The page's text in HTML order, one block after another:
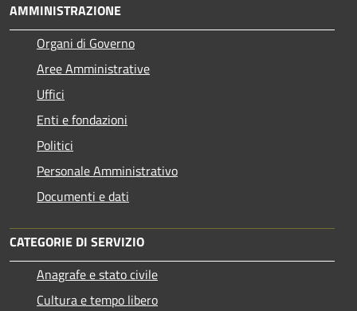
AMMINISTRAZIONE
Organi di Governo
Aree Amministrative
Uffici
Enti e fondazioni
Politici
Personale Amministrativo
Documenti e dati
CATEGORIE DI SERVIZIO
Anagrafe e stato civile
Cultura e tempo libero